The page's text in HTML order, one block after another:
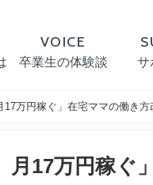
VOICE
卒業生の体験談 サ
17万円稼ぐ」在宅ママの働き
月17万円稼